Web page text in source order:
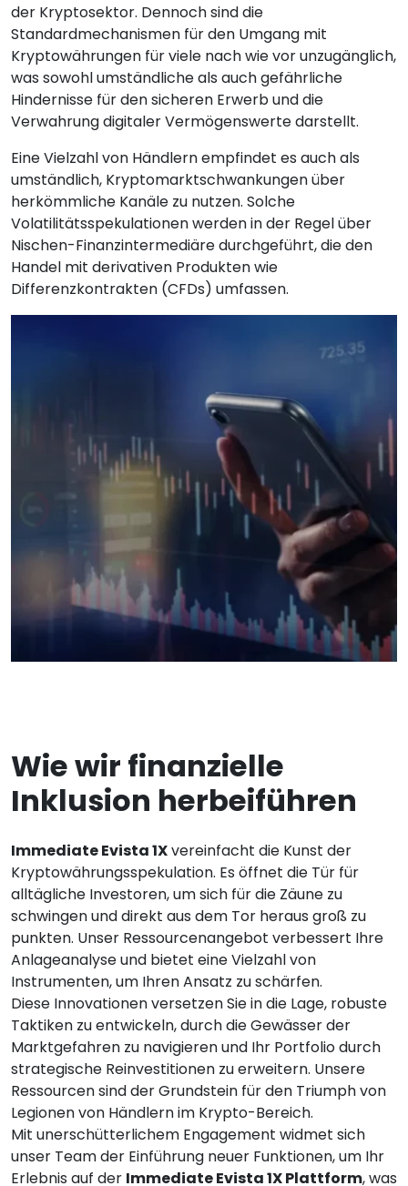
der Kryptosektor. Dennoch sind die
Standardmechanismen für den Umgang mit
Kryptowährungen für viele nach wie vor unzugänglich,
was sowohl umständliche als auch gefährliche
Hindernisse für den sicheren Erwerb und die
Verwahrung digitaler Vermögenswerte darstellt.
Eine Vielzahl von Händlern empfindet es auch als
umständlich, Kryptomarktschwankungen über
herkömmliche Kanäle zu nutzen. Solche
Volatilitätsspekulationen werden in der Regel über
Nischen-Finanzintermediäre durchgeführt, die den
Handel mit derivativen Produkten wie
Differenzkontrakten (CFDs) umfassen.
Wie wir finanzielle
Inklusion herbeiführen
Immediate Evista 1Xvereinfacht die Kunst der
Kryptowährungsspekulation. Es öffnet die Tür für
alltägliche Investoren, um sich für die Zäune zu
schwingen und direkt aus dem Tor heraus groß zu
punkten. Unser Ressourcenangebot verbessert Ihre
Anlageanalyse und bietet eine Vielzahl von
Instrumenten, um Ihren Ansatz zu schärfen.
Diese Innovationen versetzen Sie in die Lage, robuste
Taktiken zu entwickeln, durch die Gewässer der
Marktgefahren zu navigieren und Ihr Portfolio durch
strategische Reinvestitionen zu erweitern. Unsere
Ressourcen sind der Grundstein für den Triumph von
Legionen von Händlern im Krypto-Bereich.
Mit unerschütterlichem Engagement widmet sich
unser Team der Einführung neuer Funktionen, um Ihr
Erlebnis auf der Immediate Evista 1X Plattform, was